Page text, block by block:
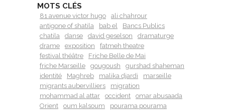
MOTS CLÉS
81 avenue victor hugo
ali chahrour
antigone of shatila
bab el
Bancs Publics
chatila
danse david geselson
dramaturge
drame
exposition
fatmeh theatre
festival théâtre
Friche Belle de Mai
friche Marseille
gougoush
gurshad shaheman
identité
Maghreb malika djardi
marseille
migrants aubervilliers
migration
mohammad al attar
occident
omar abusaada
Orient
oum kalsoum
pourama pourama